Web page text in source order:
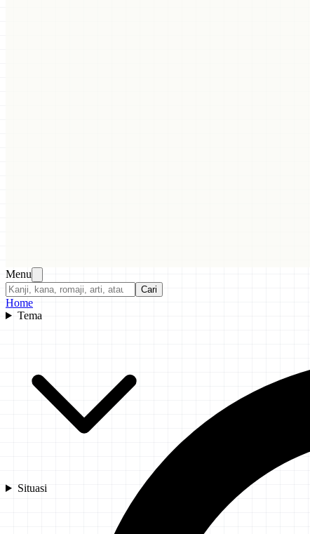
Menu
Cari
Home
Tema
Situasi